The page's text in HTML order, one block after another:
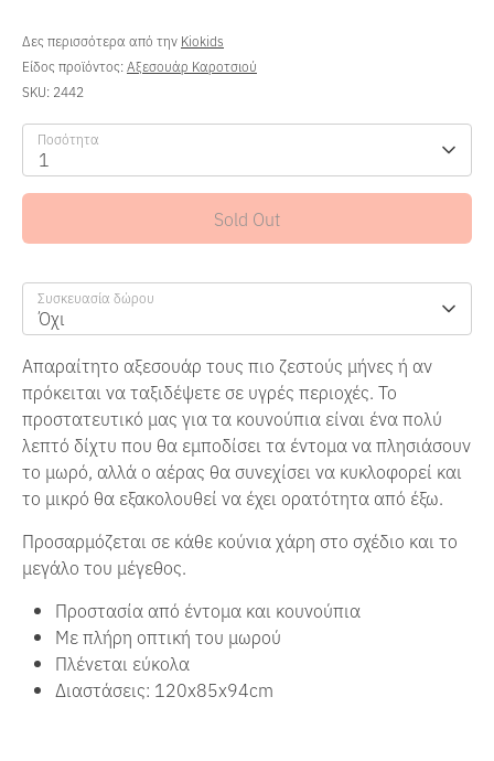
Δες περισσότερα από την Kiokids
Είδος προϊόντος:Αξεσουάρ Καροτσιού
SKU: 2442
Ποσότητα
1
Sold Out
Συσκευασία δώρου
Όχι
Απαραίτητο αξεσουάρ τους πιο ζεστούς μήνες ή αν
πρόκειται να ταξιδέψετε σε υγρές περιοχές. Το
προστατευτικό μας για τα κουνούπια είναι ένα πολύ
λεπτό δίχτυ που θα εμποδίσει τα έντομα να πλησιάσουν
το μωρό, αλλά ο αέρας θα συνεχίσει να κυκλοφορεί και
το μικρό θα εξακολουθεί να έχει ορατότητα από έξω.
Προσαρμόζεται σε κάθε κούνια χάρη στο σχέδιο και το
μεγάλο του μέγεθος.
Προστασία από έντομα και κουνούπια
Με πλήρη οπτική του μωρού
Πλένεται εύκολα
Διαστάσεις: 120x85x94cm